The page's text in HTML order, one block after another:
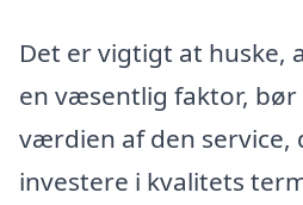
Det er vigtigt at huske,
en væsentlig faktor, bør
værdien af den service,
investere i kvalitets